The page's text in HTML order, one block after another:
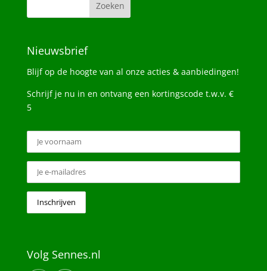
Nieuwsbrief
Blijf op de hoogte van al onze acties & aanbiedingen!
Schrijf je nu in en ontvang een kortingscode t.w.v. €
5
Volg Sennes.nl